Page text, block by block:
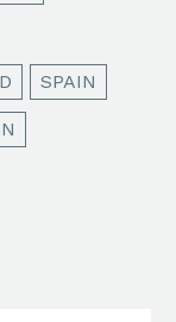
SPAIN